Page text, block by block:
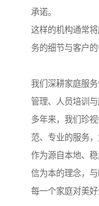
承诺。
这样的机构通常
务的细节与客户的
我们深耕家庭服
管理、人员培训与
多年来，我们珍
范、专业的服务，
作为源自本地、
信为本的理念，
每一个家庭对美好